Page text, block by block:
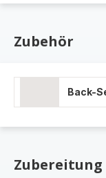
Zubehör
Back-
Zubereitung